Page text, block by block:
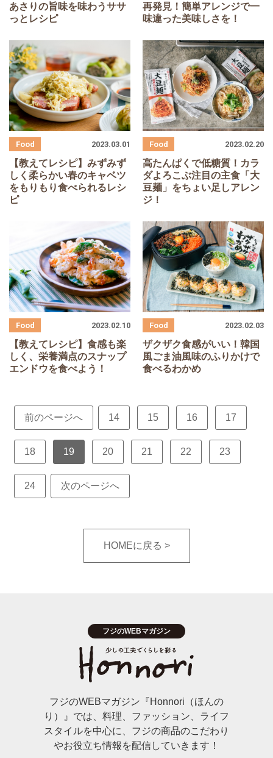
あさりの旨味を味わうササ
っとレシピ
再発見！簡単アレンジで一
味違った美味しさを！
【教えてレシピ】みずみず
しく柔らかい春のキャベツ
をもりもり食べられるレシ
ピ
2023.03.01
高たんぱくで低糖質！カラ
ダよろこぶ注目の主食「大
豆麺」をちょい足しアレン
ジ！
2023.02.20
【教えてレシピ】食感も楽
しく、栄養満点のスナップ
エンドウを食べよう！
2023.02.10
ザクザク食感がいい！韓国
風ごま油風味のふりかけで
食べるわかめ
2023.02.03
前のページへ 14 15 16 17
18 19 20 21 22 23
24 次のページへ
HOMEに戻る
フジのWEBマガジン『Honnori（ほんの
り）』では、料理、ファッション、ライフ
スタイルを中心に、フジの商品のこだわり
やお役立ち情報を配信していきます！